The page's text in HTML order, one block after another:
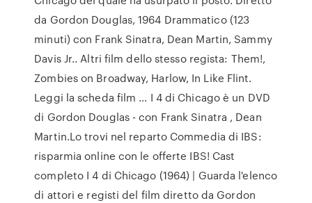
da Gordon Douglas, 1964 Drammatico (123
minuti) con Frank Sinatra, Dean Martin, Sammy
Davis Jr.. Altri film dello stesso regista: Them!,
Zombies on Broadway, Harlow, In Like Flint.
Leggi la scheda film … I 4 di Chicago è un DVD
di Gordon Douglas - con Frank Sinatra , Dean
Martin.Lo trovi nel reparto Commedia di IBS:
risparmia online con le offerte IBS! Cast
completo I 4 di Chicago (1964) | Guarda l'elenco
di attori e registi del film diretto da Gordon